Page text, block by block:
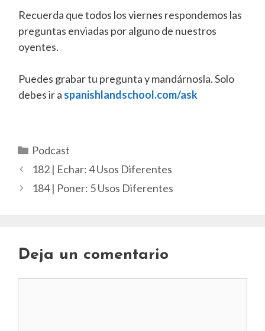
Recuerda que todos los viernes respondemos las
preguntas enviadas por alguno de nuestros
oyentes.
Puedes grabar tu pregunta y mandárnosla. Solo
debes ir a spanishlandschool.com/ask
Categorías
Podcast
182 | Echar: 4 Usos Diferentes
184 | Poner: 5 Usos Diferentes
Deja un comentario